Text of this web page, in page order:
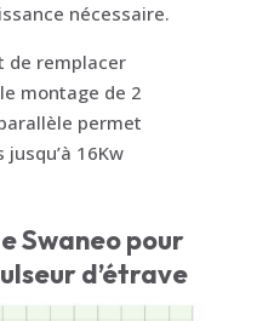
nécessaire.
de remplacer
montage de 2
permet
16Kw
Swaneo pour
d’étrave